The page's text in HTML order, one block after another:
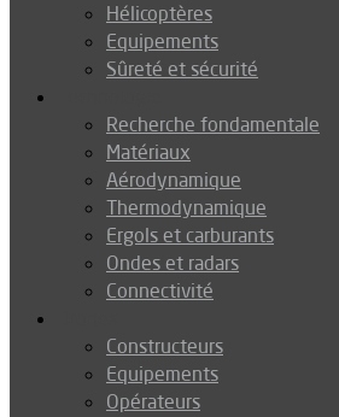
Hélicoptères
Equipements
Sûreté et sécurité
Recherche fondamentale
Matériaux
Aérodynamique
Thermodynamique
Ergols et carburants
Ondes et radars
Connectivité
Constructeurs
Equipements
Opérateurs